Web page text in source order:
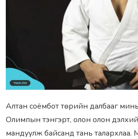
Алтан соёмбот төрийн далбааг
Олимпын тэнгэрт, олон олон
мандуулж байсанд тань талархлаа.